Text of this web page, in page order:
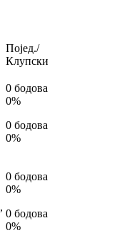
Појед./
Клупски
0 бодова
0%
0 бодова
0%
,
0 бодова
0%
0 бодова
0%